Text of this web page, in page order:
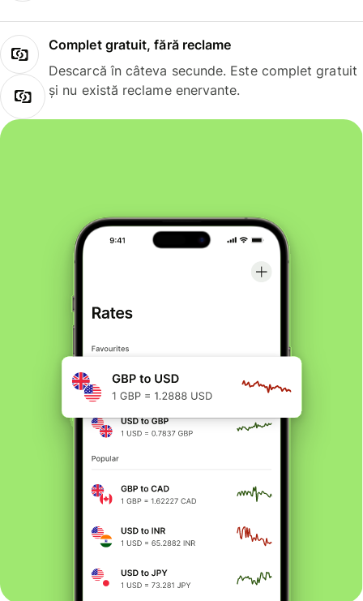
Complet gratuit, fără reclame
Descarcă în câteva secunde. Este complet gratuit
și nu există reclame enervante.